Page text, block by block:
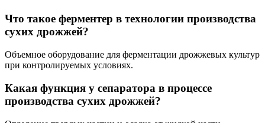
Что такое ферментер в технологии производства
сухих дрожжей?
Объемное оборудование для ферментации дрожжевых культур
при контролируемых условиях.
Какая функция у сепаратора в процессе
производства сухих дрожжей?